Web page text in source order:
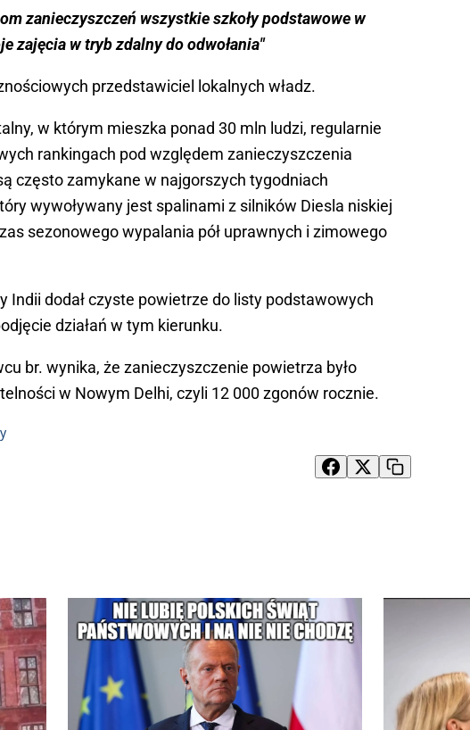
zanieczyszczeń wszystkie szkoły podstawowe w
zajęcia w tryb zdalny do odwołania"
przedstawiciel lokalnych władz.
w którym mieszka ponad 30 mln ludzi, regularnie
rankingach pod względem zanieczyszczenia
często zamykane w najgorszych tygodniach
wywoływany jest spalinami z silników Diesla niskiej
sezonowego wypalania pół uprawnych i zimowego
Indii dodał czyste powietrze do listy podstawowych
działań w tym kierunku.
br. wynika, że zanieczyszczenie powietrza było
w Nowym Delhi, czyli 12 000 zgonów rocznie.